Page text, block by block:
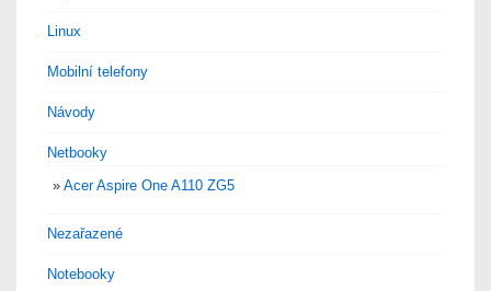
Linux
Mobilní telefony
Návody
Netbooky
Acer Aspire One A110 ZG5
Nezařazené
Notebooky